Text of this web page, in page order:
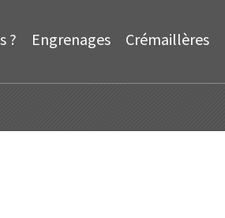
? Engrenages Crémaillères